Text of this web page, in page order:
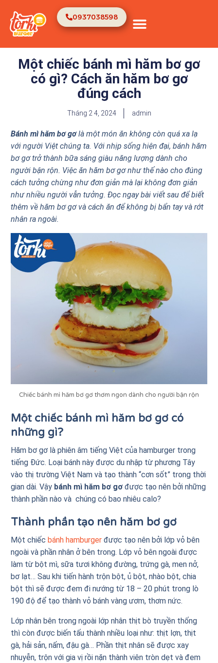
0937038598
Một chiếc bánh mì hăm bơ gơ
có gì? Cách ăn hăm bơ gơ
đúng cách
Tháng 2 4, 2024 admin
Bánh mì hăm bơ gơlà một món ăn không còn quá xa lạ
với người Việt chúng ta. Với nhịp sống hiện đại, bánh hăm
bơ gơ trở thành bữa sáng giàu năng lượng dành cho
người bận rộn. Việc ăn hăm bơ gơ như thế nào cho đúng
cách tưởng chừng như đơn giản mà lại không đơn giản
như nhiều người vẫn tưởng. Đọc ngay bài viết sau để biết
thêm về hăm bơ gơ và cách ăn để không bị bẩn tay và rớt
nhân ra ngoài.
Chiếc bánh mì hăm bơ gơ thơm ngon dành cho người bận rộn
Một chiếc bánh mì hăm bơ gơ có
những gì?
Hăm bơ gơ là phiên âm tiếng Việt của hamburger trong
tiếng Đức. Loại bánh này được du nhập từ phương Tây
vào thị trường Việt Nam và tạo thành “cơn sốt” trong thời
gian dài. Vậy bánh mì hăm bơ gơ được tạo nên bởi những
thành phần nào và chúng có bao nhiêu calo?
Thành phần tạo nên hăm bơ gơ
Một chiếcbánh hamburger được tạo nên bởi lớp vỏ bên
ngoài và phần nhân ở bên trong. Lớp vỏ bên ngoài được
làm từ bột mì, sữa tươi không đường, trứng gà, men nở,
bơ lạt… Sau khi tiến hành trộn bột, ủ bột, nhào bột, chia
bột thì sẽ được đem đi nướng từ 18 – 20 phút trong lò
190 độ để tạo thành vỏ bánh vàng ươm, thơm nức.
Lớp nhân bên trong ngoài lớp nhân thịt bò truyền thống
thì còn được biến tấu thành nhiều loại như: thịt lợn, thịt
gà, hải sản, nấm, đậu gà… Phần thịt nhân sẽ được xay
nhuyễn, trộn với gia vị rồi nặn thành viên tròn dẹt và đem